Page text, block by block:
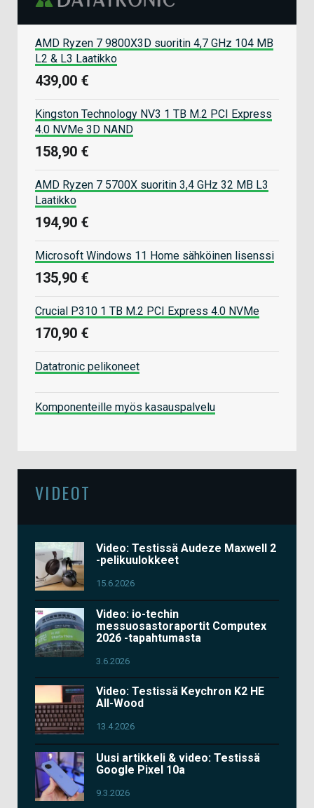
AMD Ryzen 7 9800X3D suoritin 4,7 GHz 104 MB
L2 & L3 Laatikko
439,00 €
Kingston Technology NV3 1 TB M.2 PCI Express
4.0 NVMe 3D NAND
158,90 €
AMD Ryzen 7 5700X suoritin 3,4 GHz 32 MB L3
Laatikko
194,90 €
Microsoft Windows 11 Home sähköinen lisenssi
135,90 €
Crucial P310 1 TB M.2 PCI Express 4.0 NVMe
170,90 €
Datatronic pelikoneet
Komponenteille myös kasauspalvelu
VIDEOT
Video: Testissä Audeze Maxwell 2
-pelikuulokkeet
15.6.2026
Video: io-techin
messuosastoraportit Computex
2026 -tapahtumasta
3.6.2026
Video: Testissä Keychron K2 HE
All-Wood
13.4.2026
Uusi artikkeli & video: Testissä
Google Pixel 10a
9.3.2026